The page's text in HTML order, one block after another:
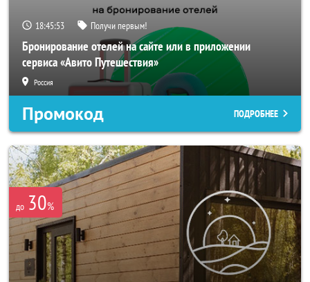
18:45:52 Получи первым!
Бронирование отелей на сайте или в приложении
сервиса «Авито Путешествия»
Россия
Промокод ПОДРОБНЕЕ
до 30%